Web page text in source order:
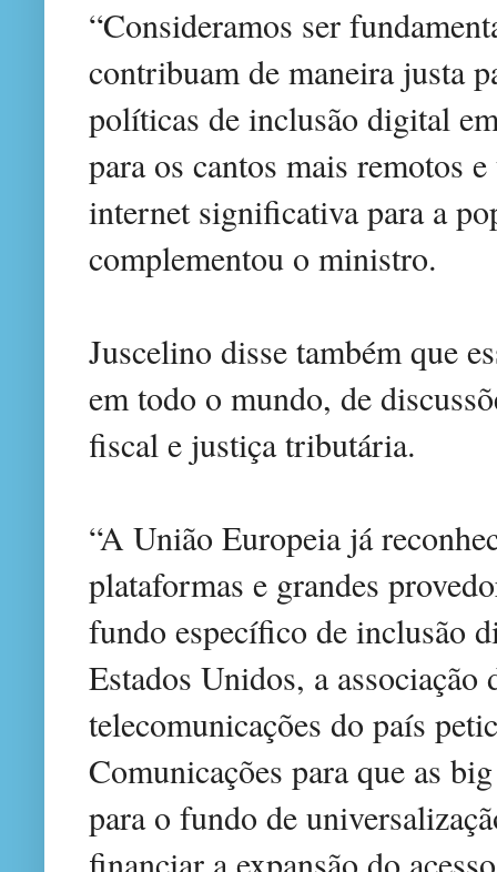
“Consideramos ser
contribuam de maneira justa
políticas de inclusão digital
para os cantos mais remotos
internet significativa para a
complementou o ministro.
Juscelino disse também que
em todo o mundo, de
fiscal e justiça tributária.
“A União Europeia já
plataformas e grandes
fundo específico de inclusão
Estados Unidos, a associação
telecomunicações do país
Comunicações para que as
para o fundo de
financiar a expansão do